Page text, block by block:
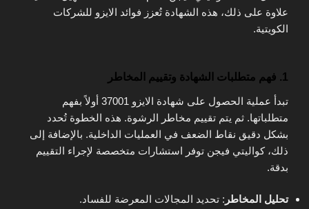
علاوة على ذلك، هذه الشهادة تُعزز فوائد الايزو للشركات
الكويتية.
1. فهم متطلبات الشهادة وتقييم المخاطر
تبدأ عملية الحصول على شهادة الايزو 37001 أولاً بفهم
متطلباتها. ثم يتم تقييم مخاطر الرشوة. هذه الخطوة تُحدد
بشكل دقيق نقاط الضعف في العمليات الداخلية. بالإضافة إلى
ذلك، كواليتي فيجن توفر استشارات متخصصة لإجراء التقييم
بدقة.
تحليل المخاطر : تحديد المجالات المعرضة للفساد.